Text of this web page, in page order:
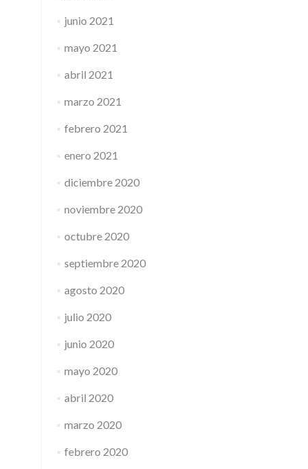
junio 2021
mayo 2021
abril 2021
marzo 2021
febrero 2021
enero 2021
diciembre 2020
noviembre 2020
octubre 2020
septiembre 2020
agosto 2020
julio 2020
junio 2020
mayo 2020
abril 2020
marzo 2020
febrero 2020